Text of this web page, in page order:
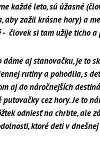
každé leto, sú úžasné
aby zažil krásne hory) a
- človek si tam užije ticho a
dáme aj stanovačku, je to
rutiny a pohodlia, s
aj do náročnejších
cez hory. Je to
odniesť na chrbte, ale
ktoré deti v